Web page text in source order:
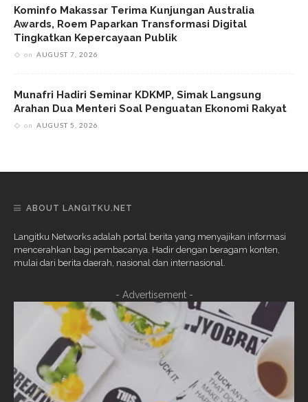
Kominfo Makassar Terima Kunjungan Australia
Awards, Roem Paparkan Transformasi Digital
Tingkatkan Kepercayaan Publik
on AUGUST 7, 2026
Munafri Hadiri Seminar KDKMP, Simak Langsung
Arahan Dua Menteri Soal Penguatan Ekonomi Rakyat
on AUGUST 5, 2026
ABOUT LANGITKU.NET
Langitku Networks adalah portal berita yang menyajikan informasi
mencerahkan bagi pembacanya. Hadir dengan beragam konten,
mulai dari berita daerah, nasional dan internasional.
- Advertisement -